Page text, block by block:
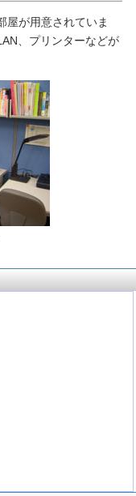
屋が用意されていま
、プリンターなどが